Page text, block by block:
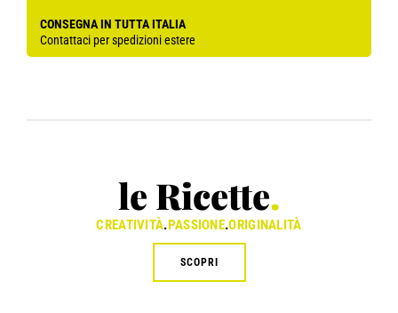
CONSEGNA IN TUTTA ITALIA
Contattaci per spedizioni estere
le Ricette.
CREATIVITÀ.PASSIONE.ORIGINALITÀ
SCOPRI